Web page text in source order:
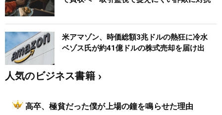
米アマゾン、時価総額3兆ドルの熱狂に冷水
ベゾス氏が約41億ドルの株式売却を届け出
人気のビジネス書籍
高卒、極貧だった僕が上場の鐘を鳴らせた理由